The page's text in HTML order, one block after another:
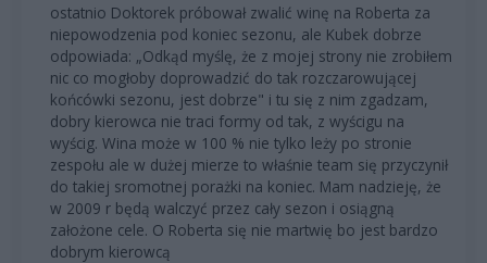
ostatnio Doktorek próbował zwalić winę na Roberta za
niepowodzenia pod koniec sezonu, ale Kubek dobrze
odpowiada: „Odkąd myślę, że z mojej strony nie zrobiłem
nic co mogłoby doprowadzić do tak rozczarowującej
końcówki sezonu, jest dobrze" i tu się z nim zgadzam,
dobry kierowca nie traci formy od tak, z wyścigu na
wyścig. Wina może w 100 % nie tylko leży po stronie
zespołu ale w dużej mierze to właśnie team się przyczynił
do takiej sromotnej porażki na koniec. Mam nadzieję, że
w 2009 r będą walczyć przez cały sezon i osiągną
założone cele. O Roberta się nie martwię bo jest bardzo
dobrym kierowcą